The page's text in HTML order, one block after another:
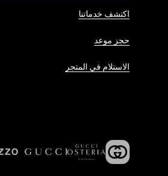
اكتشف خدماتنا
حجز موعد
الاستلام في المتجر